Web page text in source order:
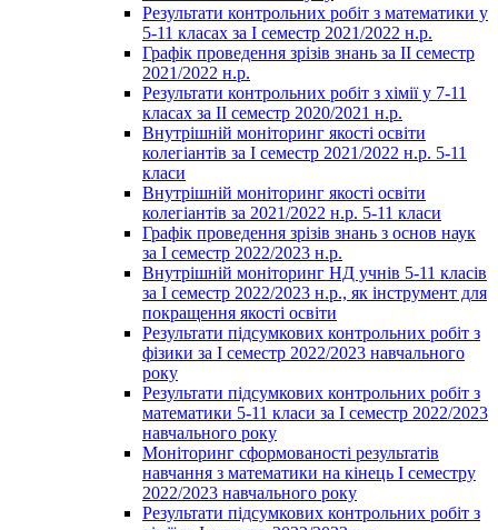
Результати контрольних робіт з математики у
5-11 класах за І семестр 2021/2022 н.р.
Графік проведення зрізів знань за ІІ семестр
2021/2022 н.р.
Результати контрольних робіт з хімії у 7-11
класах за ІІ семестр 2020/2021 н.р.
Внутрішній моніторинг якості освіти
колегіантів за І семестр 2021/2022 н.р. 5-11
класи
Внутрішній моніторинг якості освіти
колегіантів за 2021/2022 н.р. 5-11 класи
Графік проведення зрізів знань з основ наук
за І семестр 2022/2023 н.р.
Внутрішній моніторинг НД учнів 5-11 класів
за І семестр 2022/2023 н.р., як інструмент для
покращення якості освіти
Результати підсумкових контрольних робіт з
фізики за І семестр 2022/2023 навчального
року
Результати підсумкових контрольних робіт з
математики 5-11 класи за І семестр 2022/2023
навчального року
Моніторинг сформованості результатів
навчання з математики на кінець І семестру
2022/2023 навчального року
Результати підсумкових контрольних робіт з